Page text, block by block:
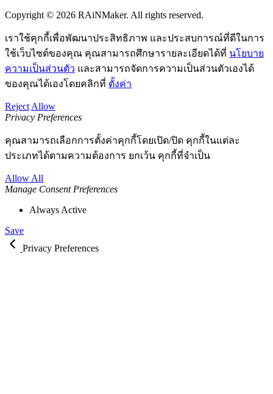
Copyright © 2026 RAiNMaker. All rights reserved.
เราใช้คุกกี้เพื่อพัฒนาประสิทธิภาพ และประสบการณ์ที่ดีในการ
ใช้เว็บไซต์ของคุณ คุณสามารถศึกษารายละเอียดได้ที่ นโยบาย
ความเป็นส่วนตัว และสามารถจัดการความเป็นส่วนตัวเองได้
ของคุณได้เองโดยคลิกที่ ตั้งค่า
Reject Allow
Privacy Preferences
คุณสามารถเลือกการตั้งค่าคุกกี้โดยเปิด/ปิด คุกกี้ในแต่ละ
ประเภทได้ตามความต้องการ ยกเว้น คุกกี้ที่จำเป็น
Allow All
Manage Consent Preferences
Always Active
Save
Privacy Preferences